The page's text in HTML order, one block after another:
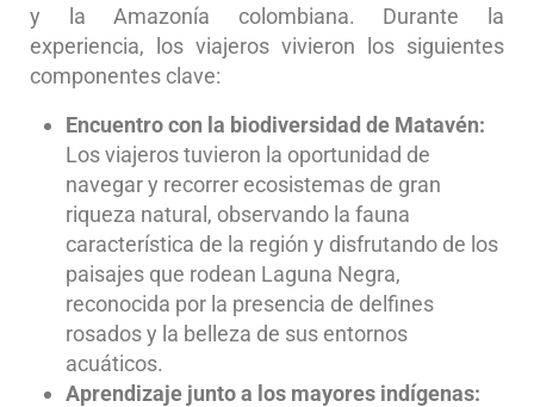
y la Amazonía colombiana. Durante la
experiencia, los viajeros vivieron los siguientes
componentes clave:
Encuentro con la biodiversidad de Matavén:
Los viajeros tuvieron la oportunidad de
navegar y recorrer ecosistemas de gran
riqueza natural, observando la fauna
característica de la región y disfrutando de los
paisajes que rodean Laguna Negra,
reconocida por la presencia de delfines
rosados y la belleza de sus entornos
acuáticos.
Aprendizaje junto a los mayores indígenas: